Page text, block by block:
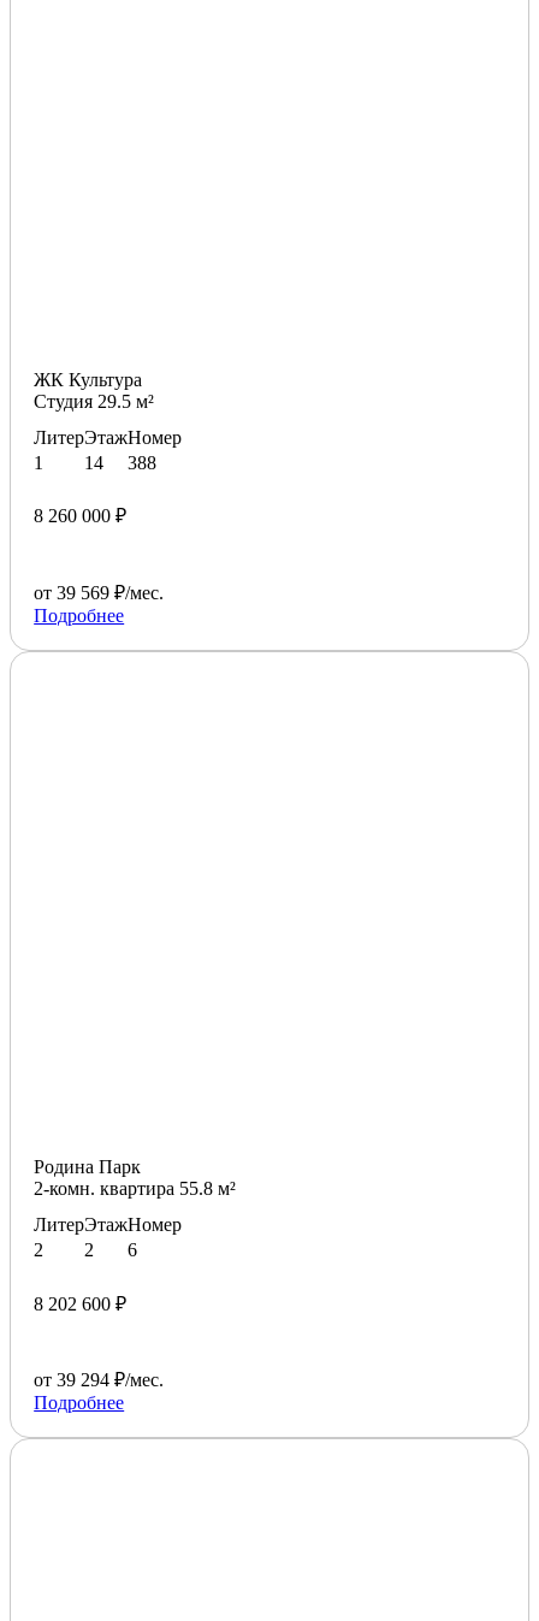
ЖК Культура
Студия 29.5 м²
Литер
1
Этаж
14
Номер
388
8 260 000 ₽
от 39 569 ₽/мес.
Подробнее
Родина Парк
2-комн. квартира 55.8 м²
Литер
2
Этаж
2
Номер
6
8 202 600 ₽
от 39 294 ₽/мес.
Подробнее